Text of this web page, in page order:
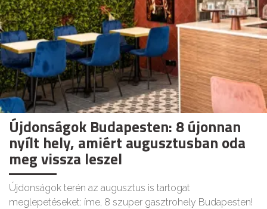
Újdonságok Budapesten: 8 újonnan
nyílt hely, amiért augusztusban oda
meg vissza leszel
Újdonságok terén az augusztus is tartogat
meglepetéseket: íme, 8 szuper gasztrohely Budapesten!